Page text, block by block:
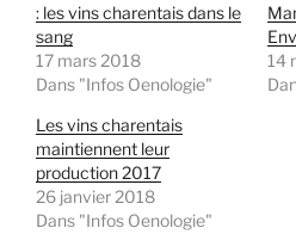
: les vins charentais dans le
sang
17 mars 2018
Dans "Infos Oenologie"
14
Les vins charentais
maintiennent leur
production 2017
26 janvier 2018
Dans "Infos Oenologie"